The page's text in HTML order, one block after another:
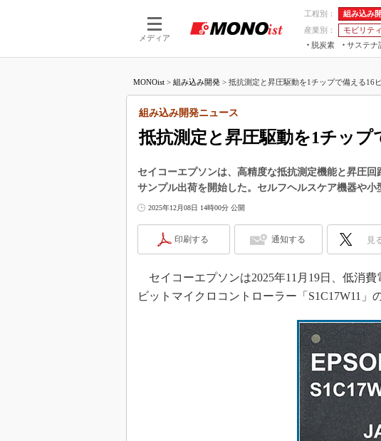
メディア
工程別： 組み込み
産業別：
モビリティ
脱炭素
サステナ
つながる工場AI×設備保全
MONOist > 組み込み開発 > 抵抗測定と昇圧駆動を1チップで備える16ビ
抵抗測定と昇圧駆動を1チッ
組み込み開発ニュース
セイコーエプソンは、高精度な抵抗測定機能と昇圧
サンプル出荷を開始した。セルフヘルスケア機器や小
2025年12月08日 14時00分 公開
印刷する 通知する 見
セイコーエプソンは2025年11月19日、低消
ビットマイクロコントローラー「S1C17W11」